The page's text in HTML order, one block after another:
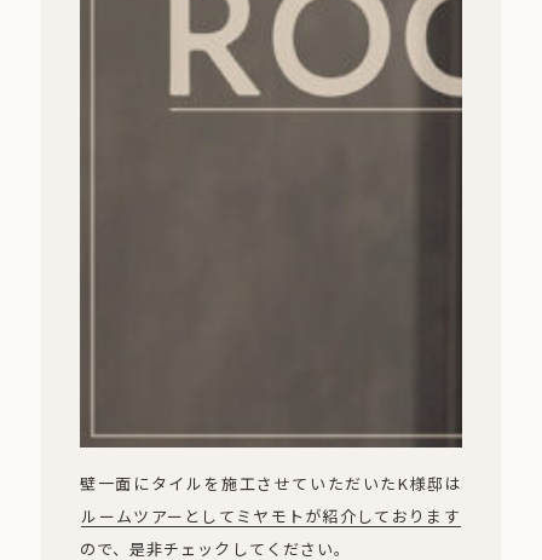
壁一面にタイルを施工させていただいたK様邸は
ルームツアーとしてミヤモトが紹介しております
ので、是非チェックしてください。